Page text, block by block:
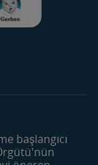
Sütleri
başlangıcı